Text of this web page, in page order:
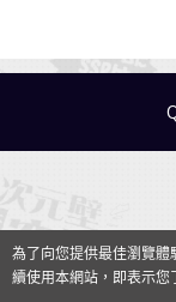
為了向您提供最佳瀏覽
續使用本網站，即表示您